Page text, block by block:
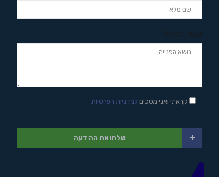
נושא הפנייה*
קראתי ואני מסכים למדניות הפרטיות
שלחו את ההודעה +